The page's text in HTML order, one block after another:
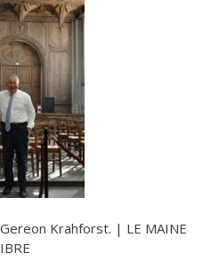
Krahforst. | LE MAINE